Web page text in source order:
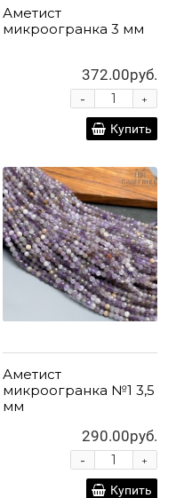
Аметист
микроогранка 3 мм
372.00руб.
+
-
Купить
Аметист
микроогранка №1 3,5
мм
290.00руб.
+
-
Купить